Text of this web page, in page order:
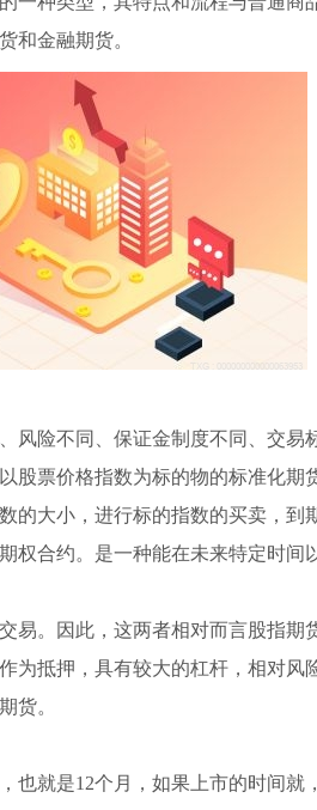
和金融期货。
风险不同、保证金制度不同、交易
股票价格指数为标的物的标准化期
的大小，进行标的指数的买卖，到
权合约。是一种能在未来特定时间
易。因此，这两者相对而言股指期
为抵押，具有较大的杠杆，相对风
货。
也就是12个月，如果上市的时间就